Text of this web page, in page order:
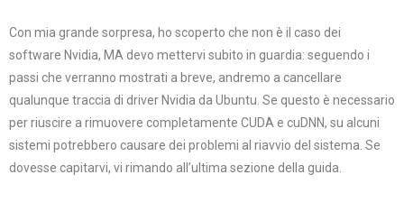
Con mia grande sorpresa, ho scoperto che non è il caso dei
software Nvidia, MA devo mettervi subito in guardia: seguendo i
passi che verranno mostrati a breve, andremo a cancellare
qualunque traccia di driver Nvidia da Ubuntu. Se questo è necessario
per riuscire a rimuovere completamente CUDA e cuDNN, su alcuni
sistemi potrebbero causare dei problemi al riavvio del sistema. Se
dovesse capitarvi, vi rimando all’ultima sezione della guida.